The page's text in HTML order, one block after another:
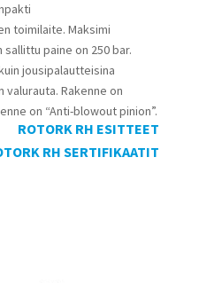
toimilaite. Maksimi
sallittu paine on 250 bar.
jousipalautteisina
valurauta. Rakenne on
on “Anti-blowout pinion”.
ROTORK RH ESITTEET
RH SERTIFIKAATIT